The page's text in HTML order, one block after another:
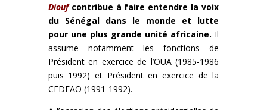
Diouf contribue à faire entendre la voix
du Sénégal dans le monde et lutte
pour une plus grande unité africaine. Il
assume notamment les fonctions de
Président en exercice de l’OUA (1985-1986
puis 1992) et Président en exercice de la
CEDEAO (1991-1992).